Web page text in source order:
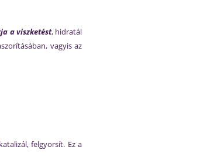
a viszketést, hidratál
vagyis az
felgyorsít. Ez a